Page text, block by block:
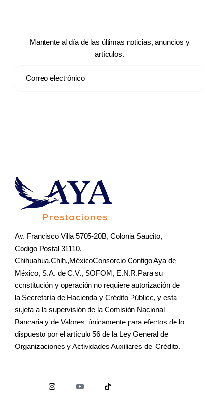
Mantente al día de las últimas noticias, anuncios y
artículos.
Av. Francisco Villa 5705-20B, Colonia Saucito,
Código Postal 31110,
Chihuahua,Chih.,MéxicoConsorcio Contigo Aya de
México, S.A. de C.V., SOFOM, E.N.R.Para su
constitución y operación no requiere autorización de
la Secretaría de Hacienda y Crédito Público, y está
sujeta a la supervisión de la Comisión Nacional
Bancaria y de Valores, únicamente para efectos de lo
dispuesto por el artículo 56 de la Ley General de
Organizaciones y Actividades Auxiliares del Crédito.